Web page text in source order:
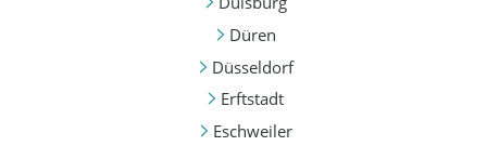
Düren
Düsseldorf
Erftstadt
Eschweiler